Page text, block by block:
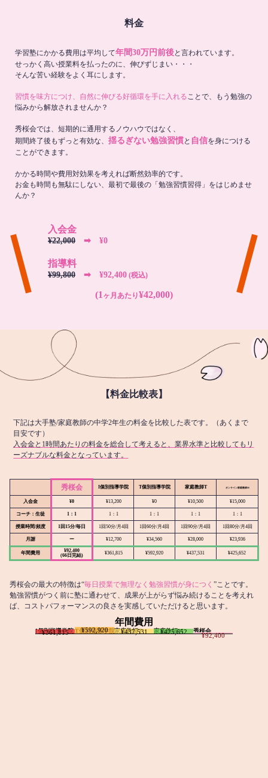
料金
学習塾にかかる費用は平均して年間30万円前後と言われています。
せっかく高い授業料を払ったのに、伸びずじまい・・・
そんな苦い経験をよく耳にします。
習慣を味方につけ、自然に伸びる好循環を手に入れる ことで、もう勉強の
悩みから解放されませんか？
秀桜会では、短期的に通用するノウハウではなく、
期間終了後もずっと有効な、 揺るぎない勉強習慣と 自信を身につける
ことができます。
かかる時間や費用対効果を考えれば断然効率的です。
お金も時間も無駄にしない、最初で最後の「勉強習慣習得」をはじめませ
んか？
入会金
¥22,000 ➡︎ ¥0
指導料
¥99,800 ➡︎ ¥92,400 (税込)
(1 ヶ月あたり¥42,000)
【料金比較表】
下記は大手塾/家庭教師の中学2年生の料金を比較した表です。（あくまで
目安です）
入会金と1時間あたりの料金を総合して考えると、業界水準と比較してもリ
ーズナブルな料金となっています。
秀桜会 I個別指導学院 T個別指導学院 家庭教師T オンライン家庭教師M
入会金 ¥0 ¥13,200 ¥0 ¥10,500 ¥15,000
コーチ：生徒 1：1 1：1 1：1 1：1 1：1
授業時間/頻度 1回15分/毎日 1回50分/月4回 1回60分/月4回 1回90分/月4回 1回80分/月4回
月謝 ー ¥12,700 ¥34,560 ¥28,000 ¥23,936
年間費用
¥92,400
(66日完結)
¥361,815 ¥592,920 ¥437,531 ¥425,652
秀桜会の最大の特徴は“毎日授業で無理なく勉強習慣が身につく ”ことです。
勉強習慣がつく前に塾に通わせて、成果が上がらず悩み続けることを考えれ
ば、コストパフォーマンスの良さを実感していただけると思います。
年間費用
I個別指導学院
¥361,815 T個別指導学院
¥592,920 家庭教師T
¥437,531 家庭教師M
¥425,652 秀桜会
¥92,400